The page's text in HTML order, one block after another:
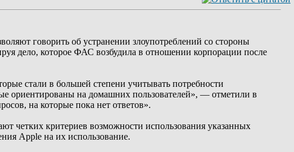
говорить об устранении злоупотреблений со стороны
дело, которое ФАС возбудила в отношении корпорации после
стали в большей степени учитывать потребности
ориентированы на домашних пользователей», — отметили в
на которые пока нет ответов».
четких критериев возможности использования указанных
Apple на их использование.